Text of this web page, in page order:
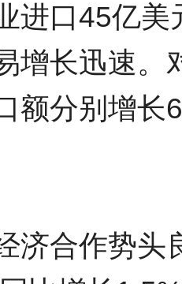
进口45亿
增长迅速。
额分别增
济合作势头